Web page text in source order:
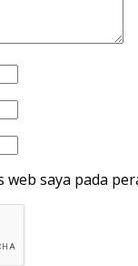
web saya pada